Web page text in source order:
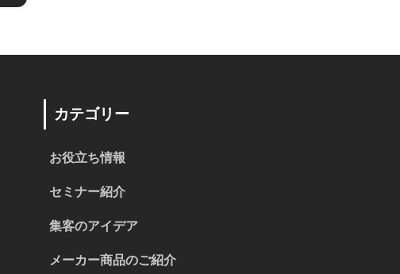
カテゴリー
お役立ち情報
セミナー紹介
集客のアイデア
メーカー商品のご紹介